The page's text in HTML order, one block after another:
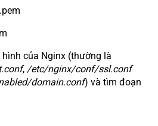
của Nginx (thường là
, /etc/nginx/conf/ssl.conf
domain.conf) và tìm đoạn